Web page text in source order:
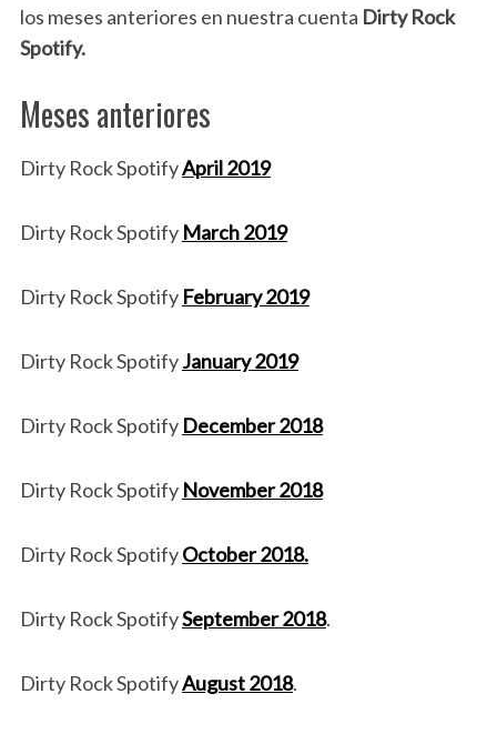
los meses anteriores en nuestra cuenta Dirty Rock
Spotify.
Meses anteriores
Dirty Rock SpotifyApril 2019
Dirty Rock Spotify March 2019
Dirty Rock Spotify February 2019
Dirty Rock SpotifyJanuary 2019
Dirty Rock Spotify December 2018
Dirty Rock Spotify November 2018
Dirty Rock SpotifyOctober 2018.
Dirty Rock SpotifySeptember 2018.
Dirty Rock SpotifyAugust 2018.